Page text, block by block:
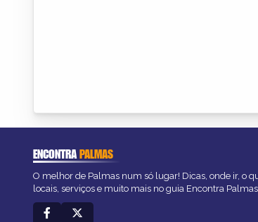
ENCONTRAPALMAS
O melhor de Palmas num só lugar! Dicas, onde ir, o
locais, serviços e muito mais no guia Encontra Palmas.